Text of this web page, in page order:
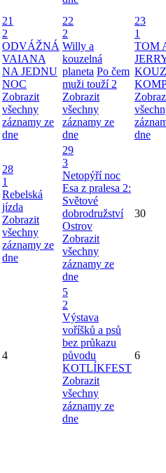
21
2
ODVÁŽNÁ
VAIANA
NA JEDNU
NOC
Zobrazit
všechny
záznamy ze
dne
22
2
Willy a
kouzelná
planeta Po čem
muži touží 2
Zobrazit
všechny
záznamy ze
dne
23
1
TOM
dne
28
1
Rebelská
jízda
Zobrazit
všechny
záznamy ze
dne
29
3
Netopýří noc
Esa z pralesa 2:
Světové
dobrodružství
Ostrov
Zobrazit
všechny
záznamy ze
dne
30
4
5
2
Výstava
voříšků a psů
bez průkazu
původu
KOTLÍKFEST
Zobrazit
všechny
záznamy ze
dne
6